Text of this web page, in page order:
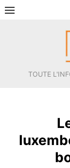
Aller
TOUTE